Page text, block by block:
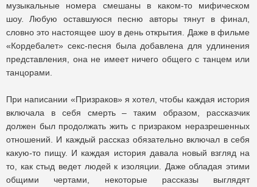
музыкальные номера смешаны в каком-то мифическом
шоу. Любую оставшуюся песню авторы тянут в финал,
словно это настоящее шоу в день открытия. Даже в фильме
«Кордебалет» секс-песня была добавлена для удлинения
представления, она не имеет ничего общего с танцем или
танцорами.
При написании «Призраков» я хотел, чтобы каждая история
включала в себя смерть – таким образом, рассказчик
должен был продолжать жить с призраком неразрешенных
отношений. И каждый рассказ обязательно включал в себя
какую-то пищу. И каждая история давала новый взгляд на
то, как стыд ведет людей к изоляции. Даже обладая этими
общими чертами, некоторые рассказы выглядят